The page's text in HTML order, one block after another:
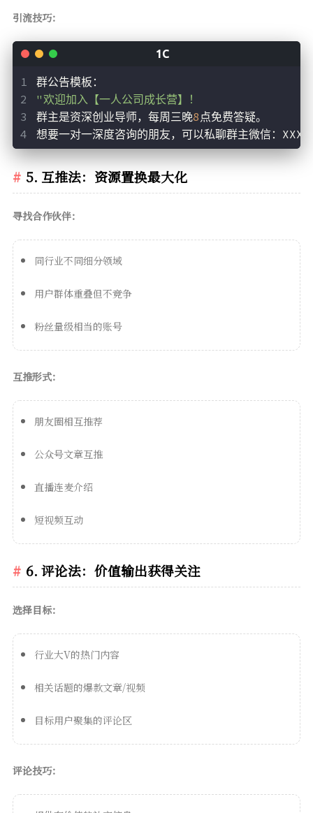
引流技巧：
群公告模板：
"欢迎加入【一人公司成长营】！
群主是资深创业导师，每周三晚8 点免费答疑。
想要一对一深度咨询的朋友，可以私聊群主微信：XXX
5. 互推法：资源置换最大化
寻找合作伙伴：
同行业不同细分领域
用户群体重叠但不竞争
粉丝量级相当的账号
互推形式：
朋友圈相互推荐
公众号文章互推
直播连麦介绍
短视频互动
6. 评论法：价值输出获得关注
选择目标：
行业大V的热门内容
相关话题的爆款文章/视频
目标用户聚集的评论区
评论技巧：